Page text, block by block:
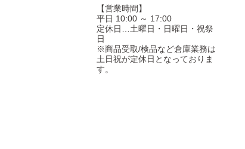
【営業時間】
平日 10:00 ～ 17:00
定休日…土曜日・日曜日・祝祭
日
※商品受取/検品など倉庫業務は
土日祝が定休日となっておりま
す。